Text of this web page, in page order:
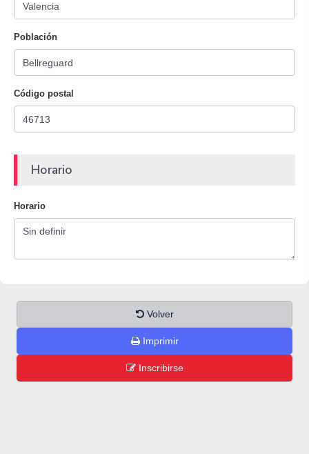
Población
Código postal
Horario
Horario
Volver
Imprimir
Inscribirse